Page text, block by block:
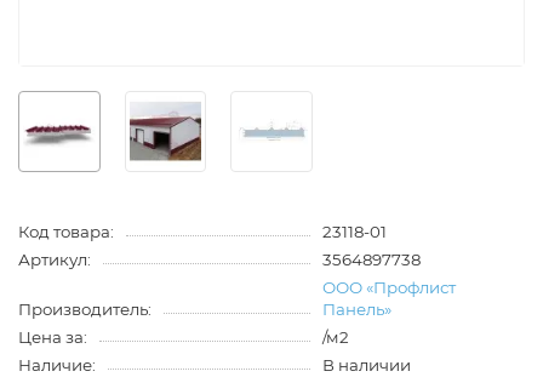
Код товара:
23118-01
Артикул:
3564897738
Производитель:
ООО «Профлист
Панель»
Цена за:
/м2
Наличие:
В наличии